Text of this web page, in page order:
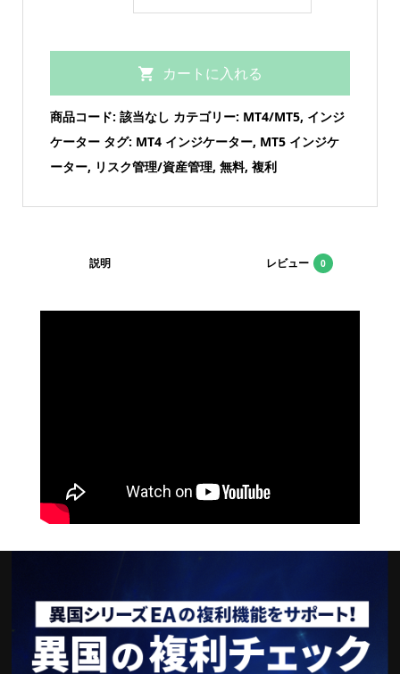
カートに入れる
商品コード: 該当なし カテゴリー: MT4/MT5, インジ
ケーター タグ: MT4 インジケーター, MT5 インジケ
ーター, リスク管理/資産管理, 無料, 複利
説明 レビュー 0